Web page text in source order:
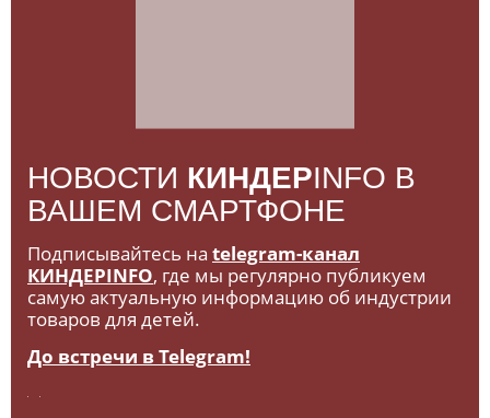
НОВОСТИ КИНДЕРINFO В
ВАШЕМ СМАРТФОНЕ
Подписывайтесь на telegram-канал
КИНДЕРINFO, где мы регулярно публикуем
самую актуальную информацию об индустрии
товаров для детей.
До встречи в Telegram!